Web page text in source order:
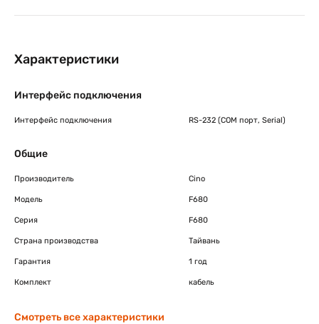
COM-эмуляцией совместимы со всеми версиями
Характеристики
Интерфейс подключения
Интерфейс подключения RS-232 (COM порт, Serial)
Общие
Производитель Cino
Модель F680
Серия F680
Страна производства Тайвань
Гарантия 1 год
Комплект кабель
Смотреть все характеристики